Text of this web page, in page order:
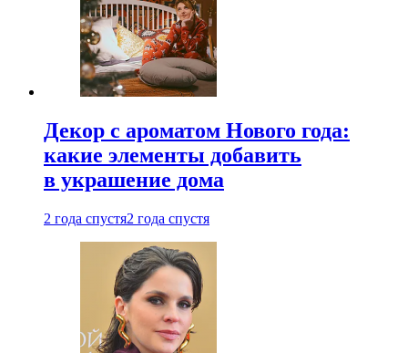
Декор с ароматом Нового года:
какие элементы добавить
в украшение дома
2 года спустя2 года спустя